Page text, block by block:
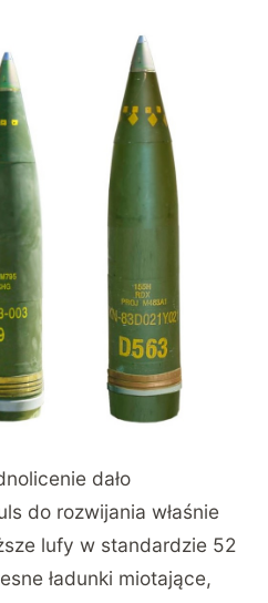
dało
do rozwijania właśnie
lufy w standardzie 52
ładunki miotające,